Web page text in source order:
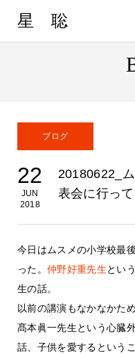
星 聡
ブログ
22
JUN
2018
20180622_
表会に行っ
今日はムスメの小学校最
った。 仲野好重先生とい
生の話。
以前の講演もなかなかた
髙本眞一先生という心臓
話、子供を愛するという